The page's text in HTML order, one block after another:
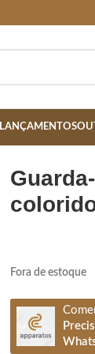
LANÇAMENTOS
guarda-chuva cores sortidas –
Fora de estoque